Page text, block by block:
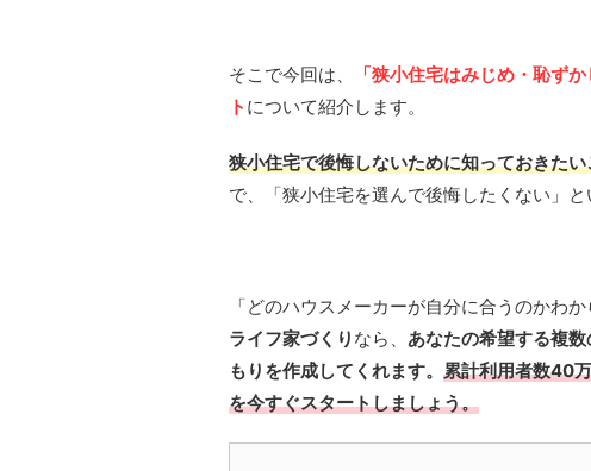
そこで今回は、 「狭小住宅はみじめ・恥ず
ト について紹介します。
狭小住宅で後悔しないために知っておきたい
で、「狭小住宅を選んで後悔したくない」
「どのハウスメーカーが自分に合うのかわ
ライフ家づくり なら、 あなたの希望する複
もりを作成してくれます。 累計利用者数40
を今すぐスタートしましょう。